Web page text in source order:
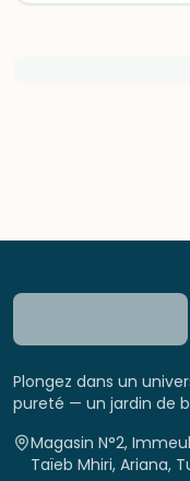
Plongez dans un
pureté — un jardin de
Magasin N°2,
Taïeb Mhiri, Ariana,